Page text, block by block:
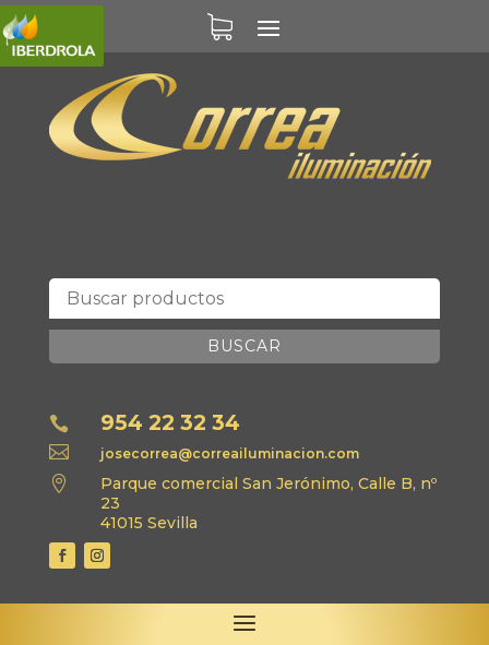
BUSCAR
 954 22 32 34
 josecorrea@correailuminacion.com

Parque comercial San Jerónimo, Calle B, nº
23
41015 Sevilla